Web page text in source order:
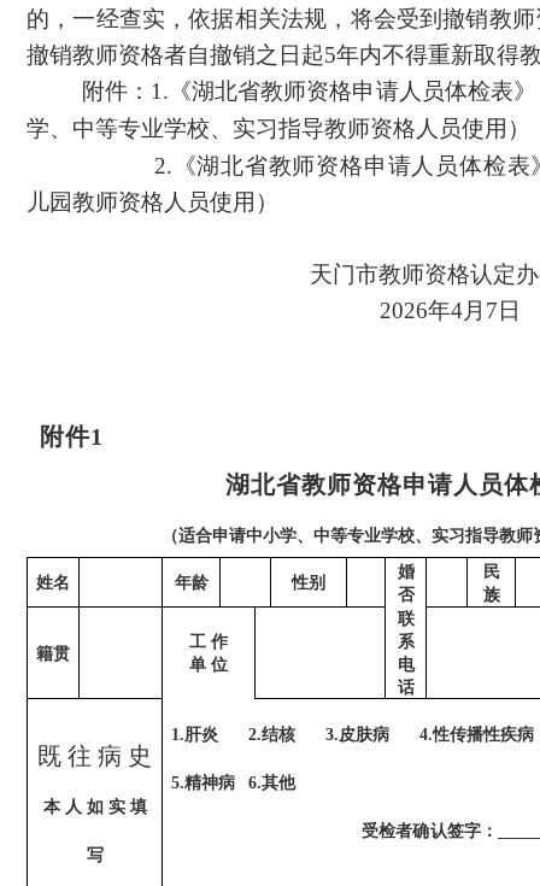
的，一经查实，依据相关法规，将会受到撤销教
撤销教师资格者自撤销之日起5年内不得重新取
附件： 1.《湖北省教师资格申请人员体检表
学、中等专业学校、实习指导教师资格人员使用）
2.《湖北省教师资格申请人员体检表》
儿园教师资格人员使用）
天门市教师资格认定
2026年4月 7 日
附件1
湖北省教师资格申请人员体
（适合申请中小学、中等专业学校、实习指导教师资
姓名 年龄 性别
婚
否
民
族
籍贯
工 作
单 位
联
系
电
话
既 往 病 史
本 人 如 实 填
写
1.肝炎 2.结核 3.皮肤病 4.性传播性疾病
5.精神病 6.其他
受检者确认签字：